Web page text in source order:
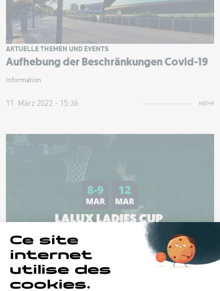
Aufhebung der Beschränkungen Covid-19
AKTUELLE THEMEN UND EVENTS
Information
11. März 2022 - 15:36 MEHR
LALUX LADIES CUP
AKTUELLE THEMEN UND EVENTS
Demi-finales & finales